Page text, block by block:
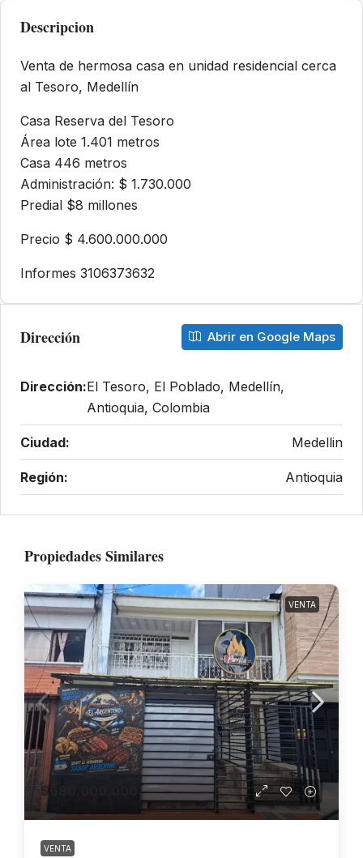
Descripcion
Venta de hermosa casa en unidad residencial cerca
al Tesoro, Medellín
Casa Reserva del Tesoro
Área lote 1.401 metros
Casa 446 metros
Administración: $ 1.730.000
Predial $8 millones
Precio $ 4.600.000.000
Informes 3106373632
Dirección Abrir en Google Maps
Dirección:El Tesoro, El Poblado, Medellín,
Antioquia, Colombia
Ciudad: Medellin
Región: Antioquia
Propiedades Similares
VENTA
$680.000.000
VENTA